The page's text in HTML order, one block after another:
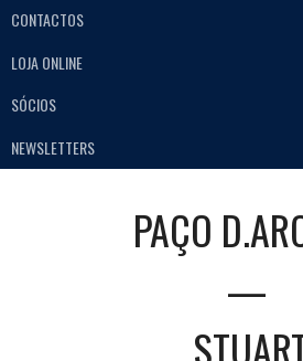
CONTACTOS
LOJA ONLINE
SÓCIOS
NEWSLETTERS
PAÇO
—